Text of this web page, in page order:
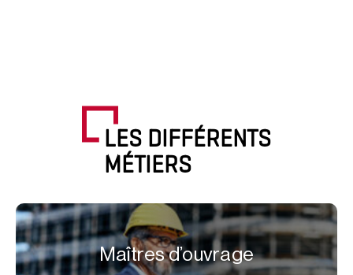
LES DIFFÉRENTS
MÉTIERS
Maîtres d’ouvrage